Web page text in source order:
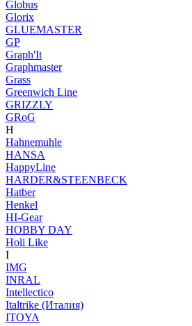
Globus
Glorix
GLUEMASTER
GP
Graph'It
Graphmaster
Grass
Greenwich Line
GRIZZLY
GRoG
H
Hahnemuhle
HANSA
HappyLine
HARDER&STEENBECK
Hatber
Henkel
HI-Gear
HOBBY DAY
Holi Like
I
IMG
INRAL
Intellectico
Italtrike (Италия)
ITOYA